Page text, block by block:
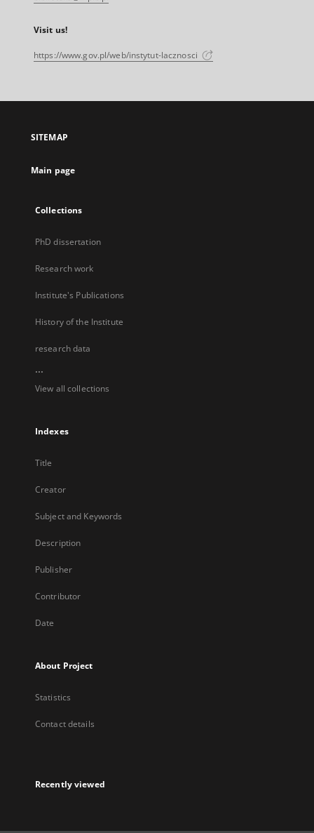
Visit us!
https://www.gov.pl/web/instytut-lacznosci
SITEMAP
Main page
Collections
PhD dissertation
Research work
Institute's Publications
History of the Institute
research data
...
View all collections
Indexes
Title
Creator
Subject and Keywords
Description
Publisher
Contributor
Date
About Project
Statistics
Contact details
Recently viewed